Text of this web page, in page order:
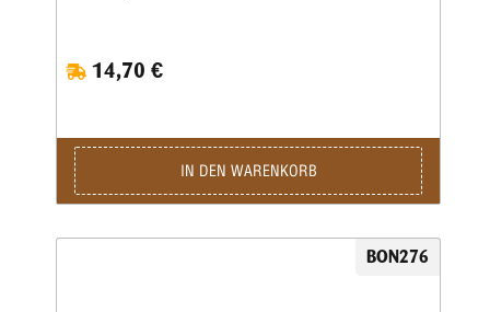
14,70 €
IN DEN WARENKORB
BON276